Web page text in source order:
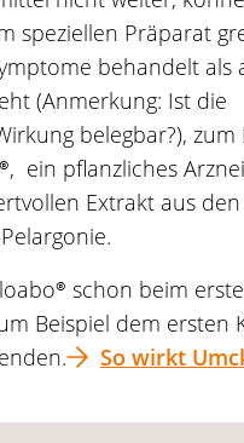
speziellen Präparat
behandelt als
(Anmerkung: Ist die
belegbar?), zum
, ein pflanzliches
Extrakt aus
schon beim
Beispiel dem ersten
So wirkt